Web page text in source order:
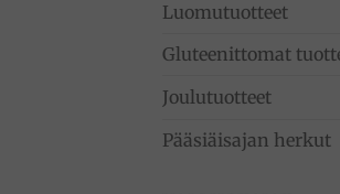
Luomutuotteet
Gluteenittomat
Joulutuotteet
Pääsiäisajan herkut